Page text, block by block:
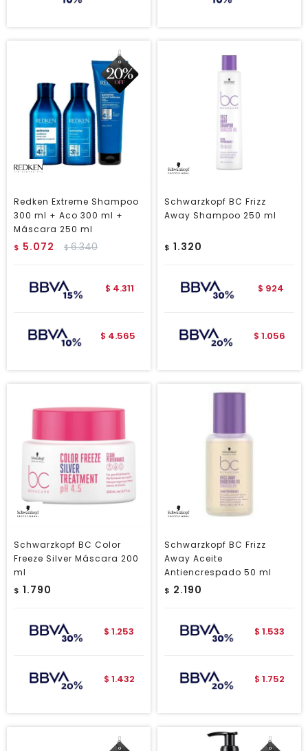
Redken Extreme Shampoo
300 ml + Aco 300 ml +
Máscara 250 ml
$ 5.072 $6.340
$ 4.311
$ 4.565
Schwarzkopf BC Frizz
Away Shampoo 250 ml
$ 1.320
$ 924
$ 1.056
Schwarzkopf BC Color
Freeze Silver Máscara 200
ml
$ 1.790
$ 1.253
$ 1.432
Schwarzkopf BC Frizz
Away Aceite
Antiencrespado 50 ml
$ 2.190
$ 1.533
$ 1.752